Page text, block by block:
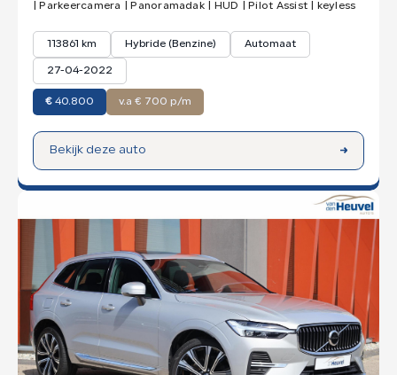
| Parkeercamera | Panoramadak | HUD | Pilot Assist | keyless
113861 km Hybride (Benzine) Automaat
27-04-2022
€ 40.800 v.a € 700 p/m
Bekijk deze auto